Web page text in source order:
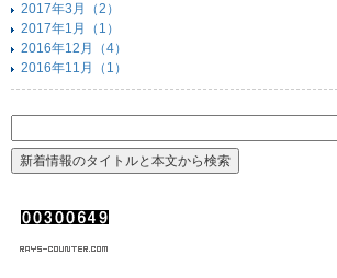
2017年3月（2）
2017年1月（1）
2016年12月（4）
2016年11月（1）